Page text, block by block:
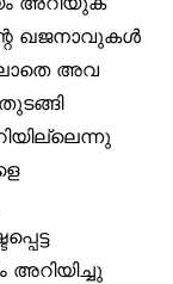
ഖജനാവുകള്‍
അവ